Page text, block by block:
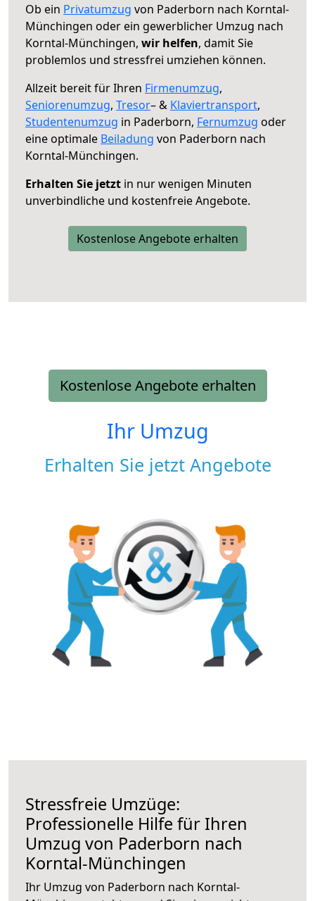
Ob ein Privatumzug von Paderborn nach Korntal-
Münchingen oder ein gewerblicher Umzug nach
Korntal-Münchingen, wir helfen, damit Sie
problemlos und stressfrei umziehen können.
Allzeit bereit für Ihren Firmenumzug,
Seniorenumzug, Tresor– & Klaviertransport,
Studentenumzug in Paderborn, Fernumzug oder
eine optimale Beiladung von Paderborn nach
Korntal-Münchingen.
Erhalten Sie jetzt in nur wenigen Minuten
unverbindliche und kostenfreie Angebote.
Kostenlose Angebote erhalten
Kostenlose Angebote erhalten
Ihr Umzug
Erhalten Sie jetzt Angebote
Stressfreie Umzüge:
Professionelle Hilfe für Ihren
Umzug von Paderborn nach
Korntal-Münchingen
Ihr Umzug von Paderborn nach Korntal-